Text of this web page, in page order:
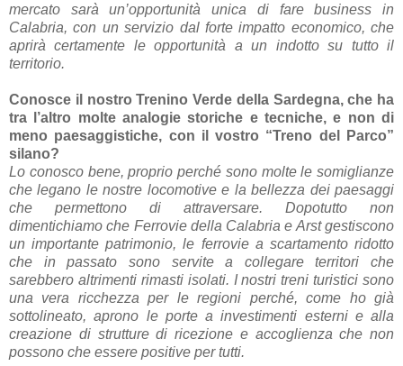
mercato sarà un’opportunità unica di fare business in
Calabria, con un servizio dal forte impatto economico, che
aprirà certamente le opportunità a un indotto su tutto il
territorio.
Conosce il nostro Trenino Verde della Sardegna, che ha
tra l’altro molte analogie storiche e tecniche, e non di
meno paesaggistiche, con il vostro “Treno del Parco”
silano?
Lo conosco bene, proprio perché sono molte le somiglianze
che legano le nostre locomotive e la bellezza dei paesaggi
che permettono di attraversare. Dopotutto non
dimentichiamo che Ferrovie della Calabria e Arst gestiscono
un importante patrimonio, le ferrovie a scartamento ridotto
che in passato sono servite a collegare territori che
sarebbero altrimenti rimasti isolati. I nostri treni turistici sono
una vera ricchezza per le regioni perché, come ho già
sottolineato, aprono le porte a investimenti esterni e alla
creazione di strutture di ricezione e accoglienza che non
possono che essere positive per tutti.